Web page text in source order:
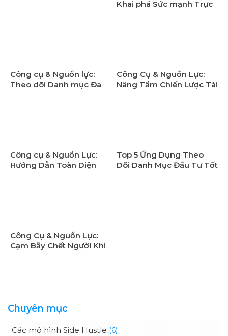
Khai phá Sức mạnh Trực
Công cụ & Nguồn lực:
Theo dõi Danh mục Đa
Công Cụ & Nguồn Lực:
Nâng Tầm Chiến Lược Tài
Công cụ & Nguồn Lực:
Hướng Dẫn Toàn Diện
Top 5 Ứng Dụng Theo
Dõi Danh Mục Đầu Tư Tốt
Công Cụ & Nguồn Lực:
Cạm Bẫy Chết Người Khi
Chuyên mục
Các mô hình Side Hustle (6)